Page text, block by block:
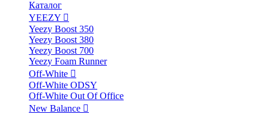
Каталог
YEEZY
Yeezy Boost 350
Yeezy Boost 380
Yeezy Boost 700
Yeezy Foam Runner
Off-White
Off-White ODSY
Off-White Out Of Office
New Balance